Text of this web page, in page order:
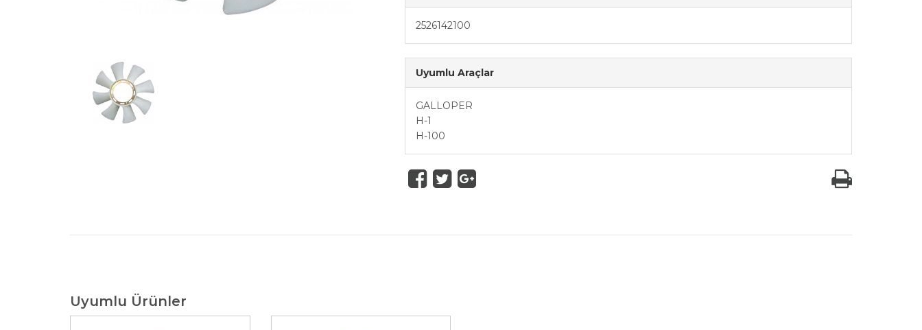
2526142100
Uyumlu Araçlar
GALLOPER
H-1
H-100
Uyumlu Ürünler